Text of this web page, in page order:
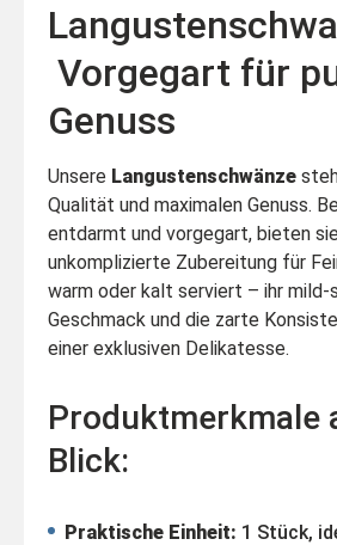
Vorgegart für
Genuss
Unsere Langustenschwänze
Qualität und maximalen Genuss.
entdarmt und vorgegart, bieten
unkomplizierte Zubereitung für
warm oder kalt serviert – ihr mild-
Geschmack und die zarte
einer exklusiven Delikatesse.
Produktmerkmale
Blick:
Praktische Einheit: 1 Stück,